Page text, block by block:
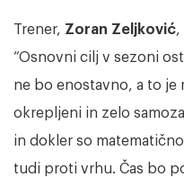
Trener, Zoran Zeljković,
“Osnovni cilj v sezoni
ne bo enostavno, a to je
okrepljeni in zelo
in dokler so
tudi proti vrhu. Čas bo